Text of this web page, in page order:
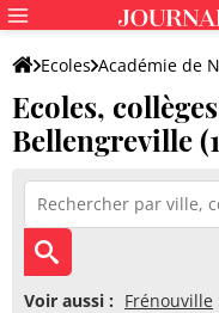
Ecoles Académie de
Ecoles,
Bellengreville
Voir aussi : Frénouville